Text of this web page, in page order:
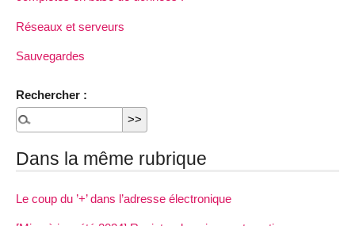
Réseaux et serveurs
Sauvegardes
Rechercher :
Dans la même rubrique
Le coup du ’+’ dans l’adresse électronique